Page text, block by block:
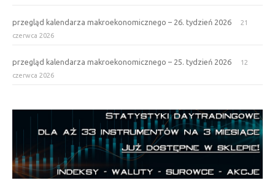
przegląd kalendarza makroekonomicznego – 26. tydzień 2026
21
czerwca 2026
przegląd kalendarza makroekonomicznego – 25. tydzień 2026
12
czerwca 2026